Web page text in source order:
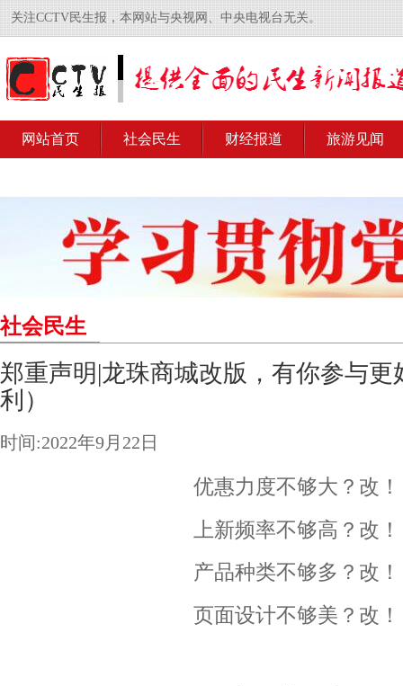
关注CCTV民生报，本网站与央视网、中央电视台无关。
网站首页 社会民生 财经报道 旅游见闻
社会民生
郑重声明|龙珠商城改版，有你参与更
利）
时间:2022年9月22日
优惠力度不够大？改！
上新频率不够高？改！
产品种类不够多？改！
页面设计不够美？改！